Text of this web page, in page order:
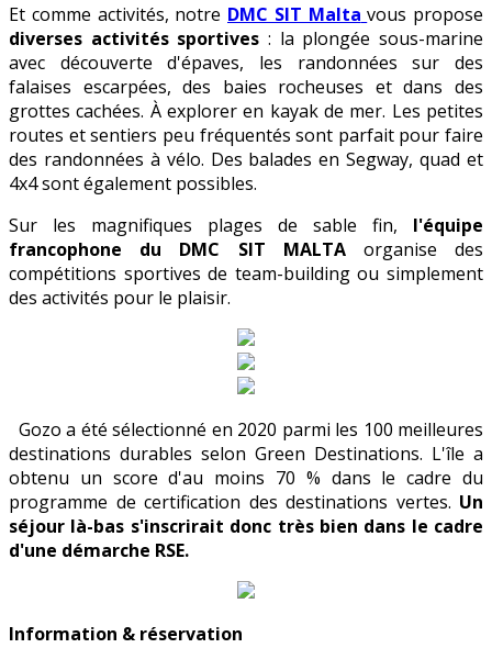
Et comme activités, notre DMC SIT Malta vous propose
diverses activités sportives : la plongée sous-marine
avec découverte d'épaves, les randonnées sur des
falaises escarpées, des baies rocheuses et dans des
grottes cachées. À explorer en kayak de mer. Les petites
routes et sentiers peu fréquentés sont parfait pour faire
des randonnées à vélo. Des balades en Segway, quad et
4x4 sont également possibles.
Sur les magnifiques plages de sable fin, l'équipe
francophone du DMC SIT MALTAorganise des
compétitions sportives de team-building ou simplement
des activités pour le plaisir.
Gozo a été sélectionné en 2020 parmi les 100 meilleures
destinations durables selon Green Destinations. L'île a
obtenu un score d'au moins 70 % dans le cadre du
programme de certification des destinations vertes. Un
séjour là-bas s'inscrirait donc très bien dans le cadre
d'une démarche RSE.
Information & réservation